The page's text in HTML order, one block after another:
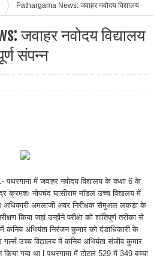
Pathargama News: जवाहर नवोदय विद्यालय
जवाहर नवोदय विद्यालय
संपन्न
पथरगामा में जवाहर नवोदय विद्यालय के कक्षा 6 के
क्रमशः नोपचंद घासीराम मॉडल उच्च विद्यालय में
अधिकारी अमलाजी अवर निरीक्षक सैमुअल लकड़ा के
किया जहां उन्होंने परीक्षा को शांतिपूर्ण तरीका से
कनिय अभियंता निरंजन कुमार को दंडाधिकारी के
उच्च विद्यालय में कनिय अभियंता संजीव कुमार
किया गया था l पथरगामा में टोटल 529 में 349 बच्चा